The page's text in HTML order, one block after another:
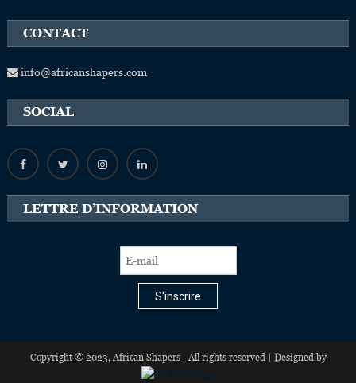
CONTACT
info@africanshapers.com
SOCIAL
LETTRE D’INFORMATION
S'inscrire
Copyright © 2023, African Shapers - All rights reserved | Designed by